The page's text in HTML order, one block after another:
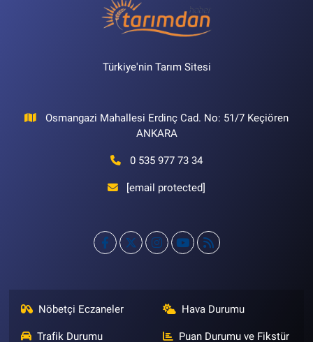
Türkiye'nin Tarım Sitesi
Osmangazi Mahallesi Erdinç Cad. No: 51/7 Keçiören
ANKARA
0 535 977 73 34
[email protected]
Nöbetçi Eczaneler Hava Durumu
Trafik Durumu Puan Durumu ve Fikstür